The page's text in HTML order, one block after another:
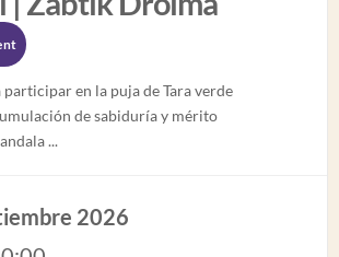
participar en la puja de Tara verde
de sabiduría y mérito
...
2026